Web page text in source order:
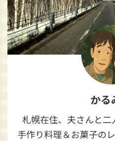
かる
札幌在住、夫さんと二
手作り料理＆お菓子の